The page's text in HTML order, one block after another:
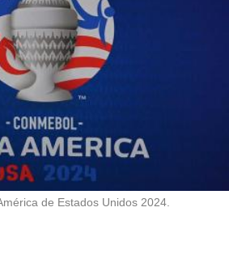
de Estados Unidos 2024.